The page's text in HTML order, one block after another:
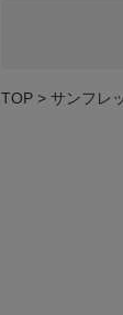
TOP サンフレ